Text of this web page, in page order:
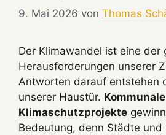
9. Mai 2026 von Thomas
Der Klimawandel ist eine der
Herausforderungen unserer
Antworten darauf entstehen
unserer Haustür. Kommunale
Klimaschutzprojekte
Bedeutung, denn Städte und